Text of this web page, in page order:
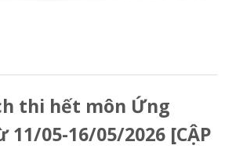
thi hết môn Ứng
11/05-16/05/2026 [CẬP